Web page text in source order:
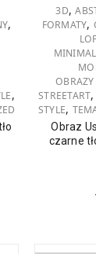
,
,
3D,
FORMATY,
STREETART,
STYLE,
Obraz
czarne